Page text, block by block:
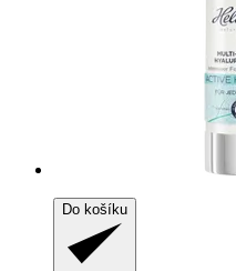
Do košíku